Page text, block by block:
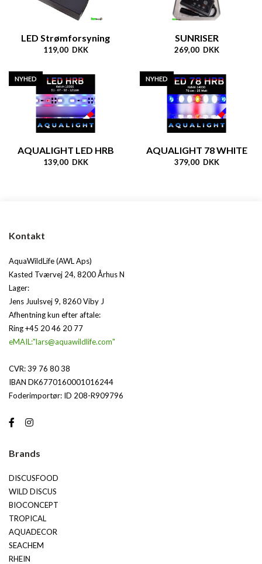
LED Strømforsyning
119,00 DKK
SUNRISER
269,00 DKK
NYHED
AQUALIGHT LED HRB
139,00 DKK
NYHED
AQUALIGHT 78 WHITE
379,00 DKK
Kontakt
AquaWildLife (AWL Aps)
Kasted Tværvej 24, 8200 Århus N
Lager:
Jens Juulsvej 9, 8260 Viby J
Afhentning kun efter aftale:
Ring +45 20 46 20 77
eMAIL:"lars@aquawildlife.com"
CVR: 39 76 80 38
IBAN DK6770160001016244
Foderimportør: ID 208-R909796
Brands
DISCUSFOOD
WILD DISCUS
BIOCONCEPT
TROPICAL
AQUADECOR
SEACHEM
RHEIN